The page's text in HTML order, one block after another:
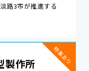
路3市が推進する
製作所 特集あり